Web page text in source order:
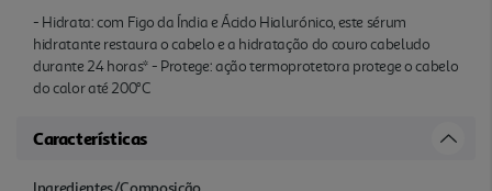
- Hidrata: com Figo da Índia e Ácido Hialurónico, este sérum
hidratante restaura o cabelo e a hidratação do couro cabeludo
durante 24 horas* - Protege: ação termoprotetora protege o cabelo
do calor até 200°C
Características
Ingredientes/Composição